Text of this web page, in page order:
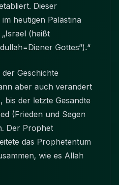
Dieser
heutigen Palästina
(heißt
Gottes“).“
Geschichte
aber auch verändert
bis der letzte Gesandte
(Frieden und Segen
Der Prophet
das Prophetentum
wie es Allah